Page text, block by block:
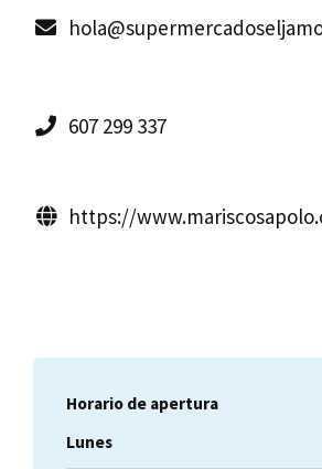
607 299 337
https://
Horario de apertura
Lunes